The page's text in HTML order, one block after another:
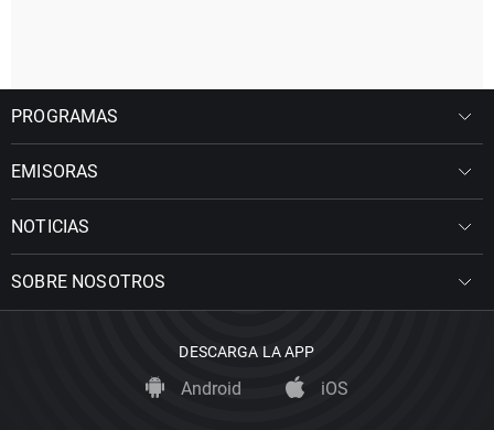
PROGRAMAS
EMISORAS
NOTICIAS
SOBRE NOSOTROS
DESCARGA LA APP
Android iOS